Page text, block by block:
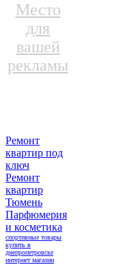
Место
для
вашей
рекламы
Ремонт
квартир под
ключ
Ремонт
квартир
Тюмень
Парфюмерия
и косметика
спортивные товары
купить в
днепропетровске
интернет магазин